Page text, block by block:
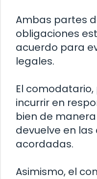
Ambas partes
obligaciones
acuerdo para
legales.
El
incurrir en
bien de
devuelve en las
acordadas.
Asimismo, el